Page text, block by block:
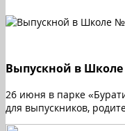
Выпускной в
26 июня в парке
для выпускников,